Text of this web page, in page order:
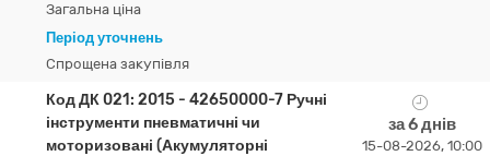
Загальна ціна
Період уточнень
Спрощена закупівля
Код ДК 021: 2015 - 42650000-7 Ручні
інструменти пневматичні чи
моторизовані (Акумуляторні
за 6 днів
15-08-2026, 10:00